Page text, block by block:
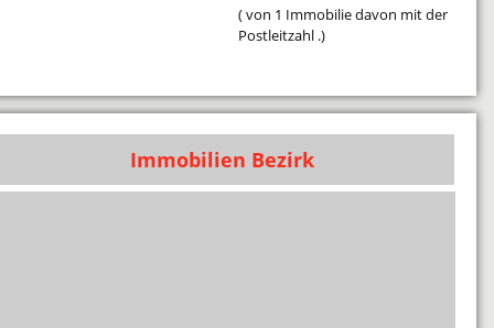
( von 1 Immobilie davon mit der
Postleitzahl .)
Immobilien Bezirk